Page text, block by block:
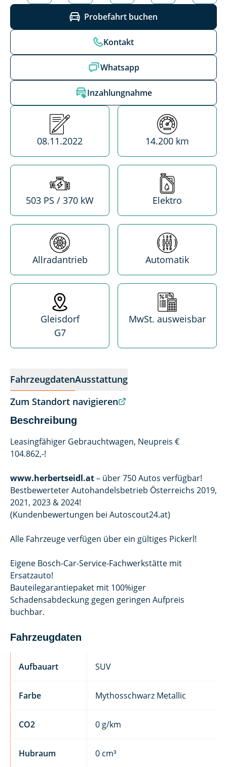
FahrzeugdatenAusstattung
Zum Standort navigieren
Beschreibung
Leasingfähiger Gebrauchtwagen, Neupreis €
104.862,-!
www.herbertseidl.at– über 750 Autos verfügbar!
Bestbewerteter Autohandelsbetrieb Österreichs 2019,
2021, 2023 & 2024!
(Kundenbewertungen bei Autoscout24.at)
Alle Fahrzeuge verfügen über ein gültiges Pickerl!
Eigene Bosch-Car-Service-Fachwerkstätte mit
Ersatzauto!
Bauteilegarantiepaket mit 100%iger
Schadensabdeckung gegen geringen Aufpreis
buchbar.
Fahrzeugdaten
Aufbauart SUV
Farbe Mythosschwarz Metallic
CO2 0 g/km
Hubraum 0 cm³
Probefahrt buchen
Kontakt
Whatsapp
Inzahlungnahme
Erstzulassung
08.11.2022
Kilometerstand
14.200 km
Leistung
503 PS / 370 kW
Treibstoff
Elektro
Antrieb
Allradantrieb
Getriebe
Automatik
Standort
Gleisdorf
G7
MwSt.
MwSt. ausweisbar